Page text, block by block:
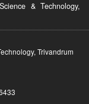
& Technology,
Trivandrum